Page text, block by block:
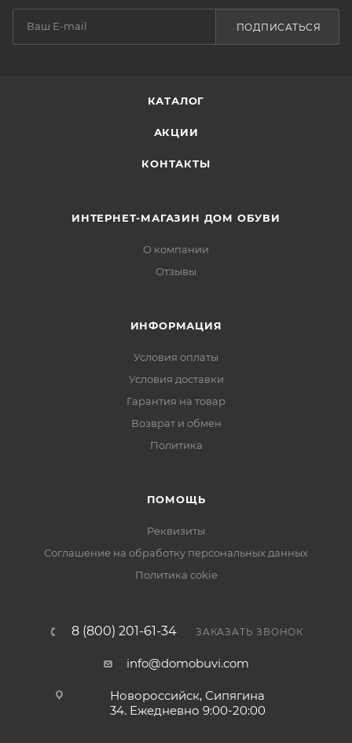
ПОДПИСАТЬСЯ
КАТАЛОГ
АКЦИИ
КОНТАКТЫ
ИНТЕРНЕТ-МАГАЗИН ДОМ ОБУВИ
О компании
Отзывы
ИНФОРМАЦИЯ
Условия оплаты
Условия доставки
Гарантия на товар
Возврат и обмен
Политика
ПОМОЩЬ
Реквизиты
Соглашение на обработку персональных данных
Политика cokie
8 (800) 201-61-34 ЗАКАЗАТЬ ЗВОНОК
info@domobuvi.com
Новороссийск, Сипягина
34. Ежедневно 9:00-20:00